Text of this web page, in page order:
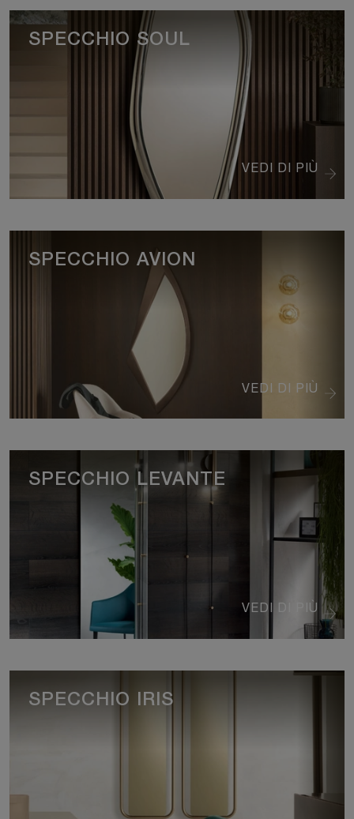
VEDI DI PIÙ
SPECCHIO SOUL
VEDI DI PIÙ
SPECCHIO AVION
VEDI DI PIÙ
SPECCHIO LEVANTE
SPECCHIO IRIS